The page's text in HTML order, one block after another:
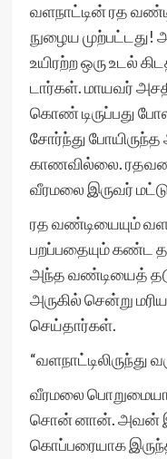
வளநாட்டின் ரத
நுழைய முற்பட்டது!
உயிரற்ற ஒரு உடல்
டார்கள். மாயவர்
கொண் டிருப்பது
சோர்ந்து
காணவில்லை.
வீரமலை இருவர்
ரத வண்டியையும்
பறப்பதையும் கண்ட
அந்த வண்டியைத்
அருகில் சென்று
செய்தார்கள்.
“வளநாட்டிலிருந்து
வீரமலை
சொன் னான். அவன்
கொப்பரையாக